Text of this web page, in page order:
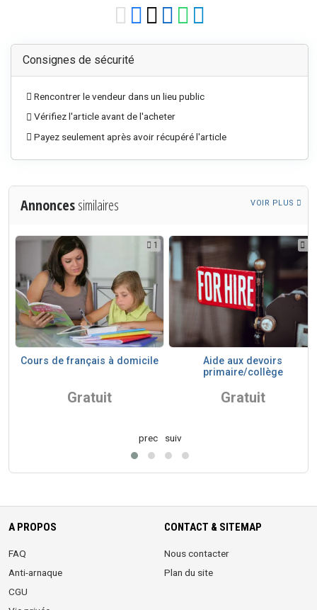
Consignes de sécurité
Rencontrer le vendeur dans un lieu public
Vérifiez l'article avant de l'acheter
Payez seulement après avoir récupéré l'article
Annoncessimilaires VOIR PLUS
1
Cours de français à domicile
Gratuit
Aide aux devoirs
primaire/collège
Gratuit
prec suiv
A PROPOS
FAQ
Anti-arnaque
CGU
CONTACT & SITEMAP
Nous contacter
Plan du site